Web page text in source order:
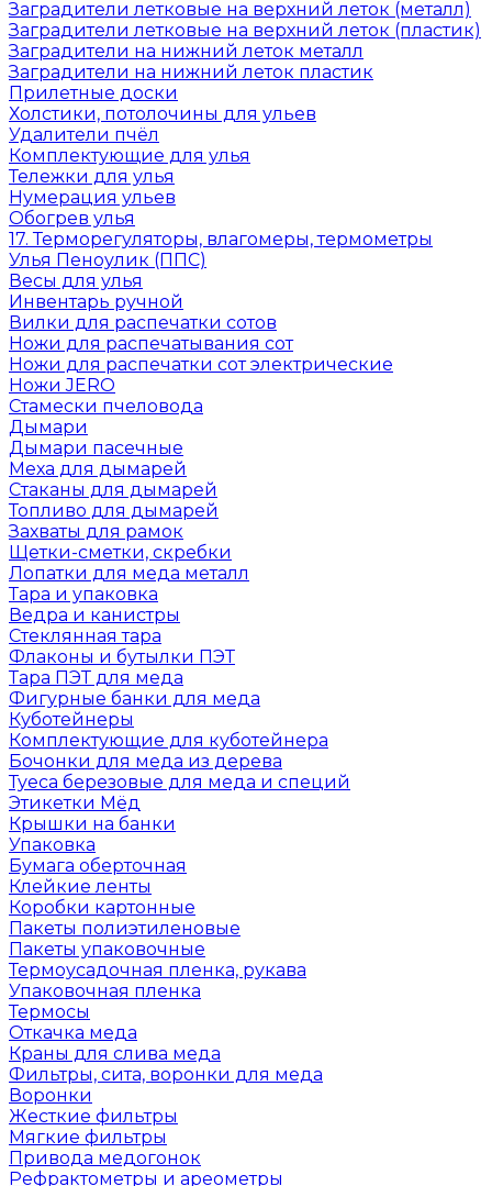
Заградители летковые на верхний леток (металл)
Заградители летковые на верхний леток (пластик)
Заградители на нижний леток металл
Заградители на нижний леток пластик
Прилетные доски
Холстики, потолочины для ульев
Удалители пчёл
Комплектующие для улья
Тележки для улья
Нумерация ульев
Обогрев улья
17. Терморегуляторы, влагомеры, термометры
Улья Пеноулик (ППС)
Весы для улья
Инвентарь ручной
Вилки для распечатки сотов
Ножи для распечатывания сот
Ножи для распечатки сот электрические
Ножи JERO
Стамески пчеловода
Дымари
Дымари пасечные
Меха для дымарей
Стаканы для дымарей
Топливо для дымарей
Захваты для рамок
Щетки-сметки, скребки
Лопатки для меда металл
Тара и упаковка
Ведра и канистры
Стеклянная тара
Флаконы и бутылки ПЭТ
Тара ПЭТ для меда
Фигурные банки для меда
Куботейнеры
Комплектующие для куботейнера
Бочонки для меда из дерева
Туеса березовые для меда и специй
Этикетки Мёд
Крышки на банки
Упаковка
Бумага оберточная
Клейкие ленты
Коробки картонные
Пакеты полиэтиленовые
Пакеты упаковочные
Термоусадочная пленка, рукава
Упаковочная пленка
Термосы
Откачка меда
Краны для слива меда
Фильтры, сита, воронки для меда
Воронки
Жесткие фильтры
Мягкие фильтры
Привода медогонок
Рефрактометры и ареометры